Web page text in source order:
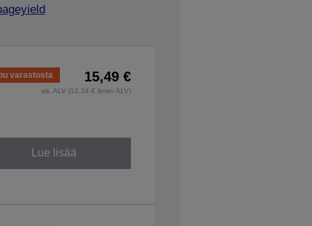
varastosta 15,49 €
sis. ALV (12,34 € ilman ALV)
Lue lisää